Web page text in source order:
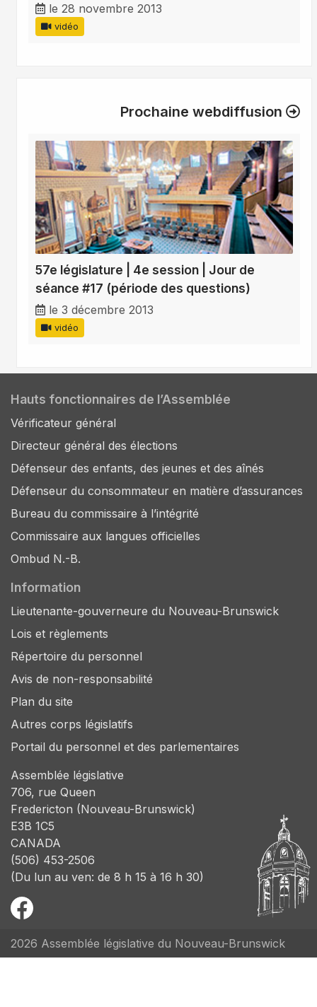
le 28 novembre 2013
vidéo
Prochaine webdiffusion
57e législature | 4e session | Jour de
séance #17 (période des questions)
le 3 décembre 2013
vidéo
Hauts fonctionnaires de l’Assemblée
Vérificateur général
Directeur général des élections
Défenseur des enfants, des jeunes et des aînés
Défenseur du consommateur en matière d’assurances
Bureau du commissaire à l’intégrité
Commissaire aux langues officielles
Ombud N.-B.
Information
Lieutenante-gouverneure du Nouveau-Brunswick
Lois et règlements
Répertoire du personnel
Avis de non-responsabilité
Plan du site
Autres corps législatifs
Portail du personnel et des parlementaires
Assemblée législative
706, rue Queen
Fredericton (Nouveau-Brunswick)
E3B 1C5
CANADA
(506) 453-2506
(Du lun au ven: de 8 h 15 à 16 h 30)
2026 Assemblée législative du Nouveau-Brunswick